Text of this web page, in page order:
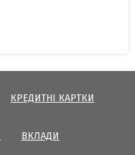
КРЕДИТНІ КАРТКИ
ВКЛАДИ